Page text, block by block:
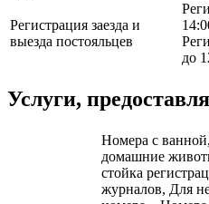
Регистрация заезда и
выезда постояльцев
до
Услуги,
Номера с
домашние
стойка
журналов, Для